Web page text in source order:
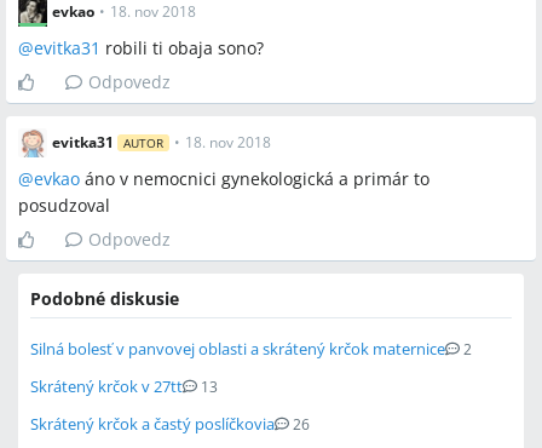
evkao • 18. nov 2018
@evitka31 robili ti obaja sono?
Odpovedz
evitka31 AUTOR • 18. nov 2018
@evkao áno v nemocnici gynekologická a primár to
posudzoval
Odpovedz
Podobné diskusie
Silná bolesť v panvovej oblasti a skrátený krčok maternice 2
Skrátený krčok v 27tt 13
Skrátený krčok a častý poslíčkovia 26